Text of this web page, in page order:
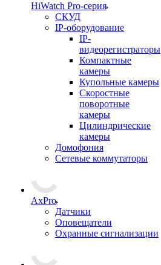
HiWatch Pro-серия
CКУД
IP-оборудование
IP-
видеорегистраторы
Компактные
камеры
Купольные камеры
Скоростные
поворотные
камеры
Цилиндрические
камеры
Домофония
Сетевые коммутаторы
AxPro
Датчики
Оповещатели
Охранные сигнализации